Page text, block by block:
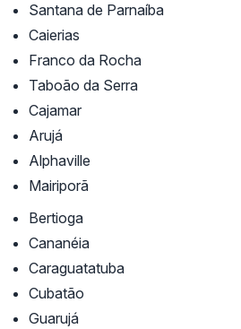
Santana de Parnaíba
Caierias
Franco da Rocha
Taboão da Serra
Cajamar
Arujá
Alphaville
Mairiporã
Bertioga
Cananéia
Caraguatatuba
Cubatão
Guarujá